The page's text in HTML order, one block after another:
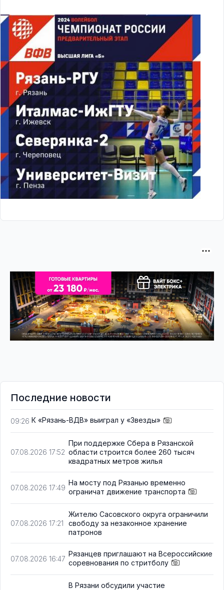
Последние новости
09:26 К «Рязань-ВДВ» выиграл у «Звезды»
07.08.2026 17:52
При поддержке Сбера в Рязанской
области строится более 260 тысяч
квадратных метров жилья
07.08.2026 17:49
На мосту под Рязанью временно
ограничат движение транспорта
07.08.2026 17:21
Жителю Сасовского округа ограничили
свободу за незаконное хранение
патронов
07.08.2026 16:47
Рязанцев приглашают на Всероссийские
соревнования по стритболу
В Рязани обсудили участие